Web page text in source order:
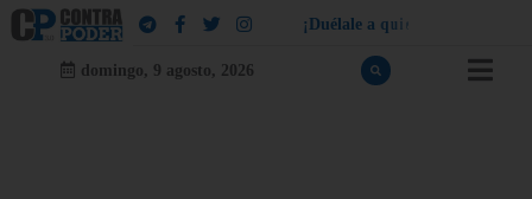
¡ Dué a e a qu i e
domingo, 9 agosto, 2026